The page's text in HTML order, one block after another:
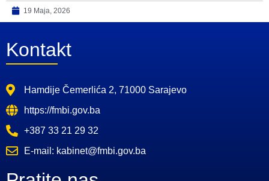
19 Maja, 2026
Kontakt
Hamdije Čemerlića 2, 71000 Sarajevo
https://fmbi.gov.ba
+387 33 21 29 32
E-mail: kabinet@fmbi.gov.ba